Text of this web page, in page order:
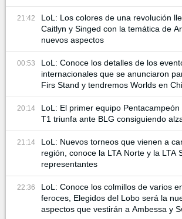
21:42
LoL: Los colores de una revolución
Caitlyn y Singed con la temática de
nuevos aspectos
00:53
LoL: Conoce los detalles de los
internacionales que se anunciaron
Firs Stand y tendremos Worlds en
20:14
LoL: El primer equipo Pentacampeón
T1 triunfa ante BLG consiguiendo
21:14
LoL: Nuevos torneos que vienen a
región, conoce la LTA Norte y la LTA
representantes
22:36
LoL: Conoce los colmillos de varios
feroces, Elegidos del Lobo será la
aspectos que vestirán a Ambessa y